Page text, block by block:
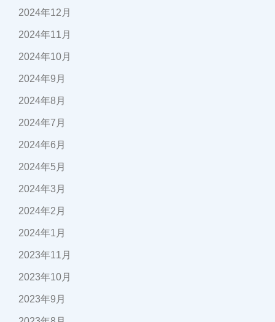
2024年12月
2024年11月
2024年10月
2024年9月
2024年8月
2024年7月
2024年6月
2024年5月
2024年3月
2024年2月
2024年1月
2023年11月
2023年10月
2023年9月